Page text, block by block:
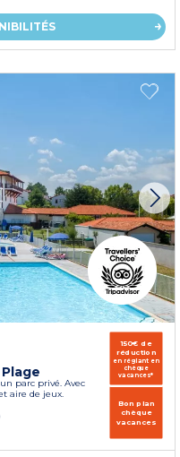
parc privé. Avec
aire de jeux.
150€ de
réduction
en réglant en
chèque
vacances*
Bon plan
chèque
vacances